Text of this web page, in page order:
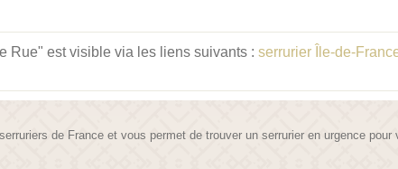
Rue" est visible via les liens suivants : serrurier Île-de-
de France et vous permet de trouver un serrurier en urgence pour